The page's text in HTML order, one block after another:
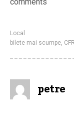
comments
Local
bilete mai scumpe, CFR
petre